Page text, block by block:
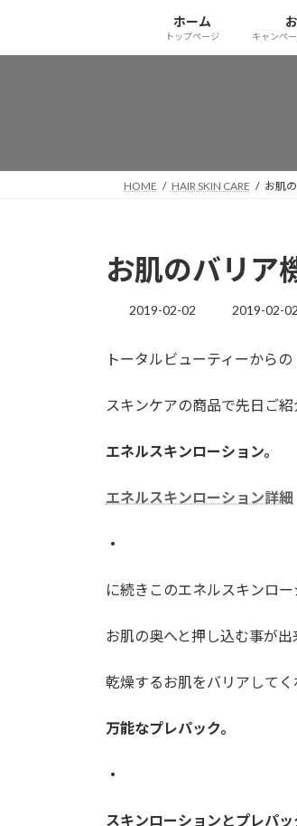
テ
ゲ
ホーム
トップページ キャンペ
HOME HAIR SKIN CARE お肌
お肌のバリア
2019-02-02
最
新
時
:
2019-02-02
トータルビューティーからの
スキンケアの商品で先日ご紹
エネルスキンローション。
エネルスキンローション詳細
・
に続きこのエネルスキンロー
お肌の奥へと押し込む事が出
乾燥するお肌をバリアして
万能なプレパック。
・
スキンローションとプレパ